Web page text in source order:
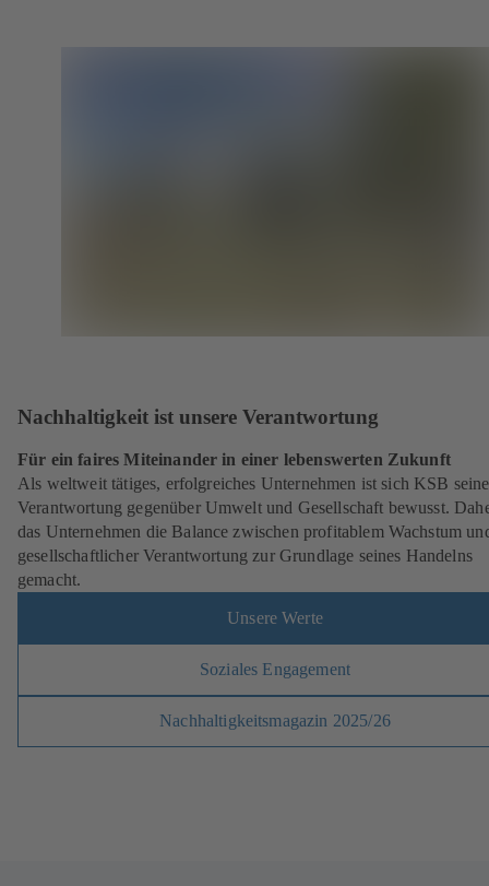
Nachhaltigkeit ist unsere Verantwortung
Für ein faires Miteinander in einer lebenswerten Zukunft
Als weltweit tätiges, erfolgreiches Unternehmen ist sich KSB
Verantwortung gegenüber Umwelt und Gesellschaft bewusst.
das Unternehmen die Balance zwischen profitablem Wachstum
gesellschaftlicher Verantwortung zur Grundlage seines Handelns
gemacht.
Unsere Werte
Soziales Engagement
Nachhaltigkeitsmagazin 2025/26